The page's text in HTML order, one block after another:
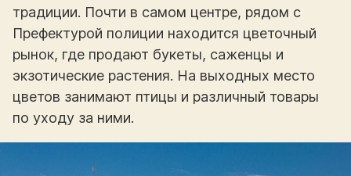
традиции. Почти в самом центре, рядом с
Префектурой полиции находится цветочный
рынок, где продают букеты, саженцы и
экзотические растения. На выходных место
цветов занимают птицы и различный товары
по уходу за ними.